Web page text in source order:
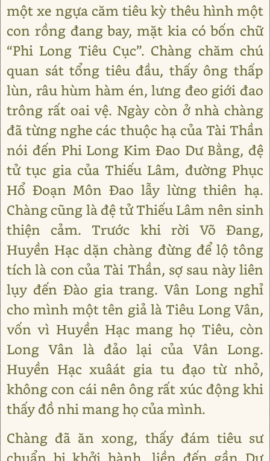
một xe ngựa căm tiêu kỳ thêu hình một
con rồng đang bay, mặt kia có bốn chữ
“Phi Long Tiêu Cục”. Chàng chăm chú
quan sát tổng tiêu đầu, thấy ông thấp
lùn, râu hùm hàm én, lưng đeo giới đao
trông rất oai vệ. Ngày còn ở nhà chàng
đã từng nghe các thuộc hạ của Tài Thần
nói đến Phi Long Kim Đao Dư Bằng, đệ
tử tục gia của Thiếu Lâm, đường Phục
Hổ Đoạn Môn Đao lẫy lừng thiên hạ.
Chàng cũng là đệ tử Thiếu Lâm nên sinh
thiện cảm. Trước khi rời Võ Đang,
Huyền Hạc dặn chàng đừng để lộ tông
tích là con của Tài Thần, sợ sau này liên
lụy đến Đào gia trang. Vân Long nghỉ
cho mình một tên giả là Tiêu Long Vân,
vốn vì Huyền Hạc mang họ Tiêu, còn
Long Vân là đảo lại của Vân Long.
Huyền Hạc xuâát gia tu đạo từ nhỏ,
không con cái nên ông rất xúc động khi
thấy đồ nhi mang họ của mình.
Chàng đã ăn xong, thấy đám tiêu sư